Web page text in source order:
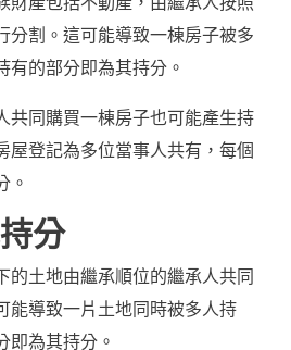
分割。這可能導致一棟房子被多
有的部分即為其持分。
共同購買一棟房子也可能產生持
屋登記為多位當事人共有，每個
。
分
的土地由繼承順位的繼承人共同
能導致一片土地同時被多人持
即為其持分。